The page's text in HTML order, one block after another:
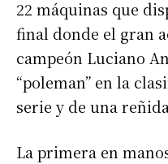
22 máquinas que
final donde el gran
campeón Luciano
“poleman” en la
serie y de una
La primera en